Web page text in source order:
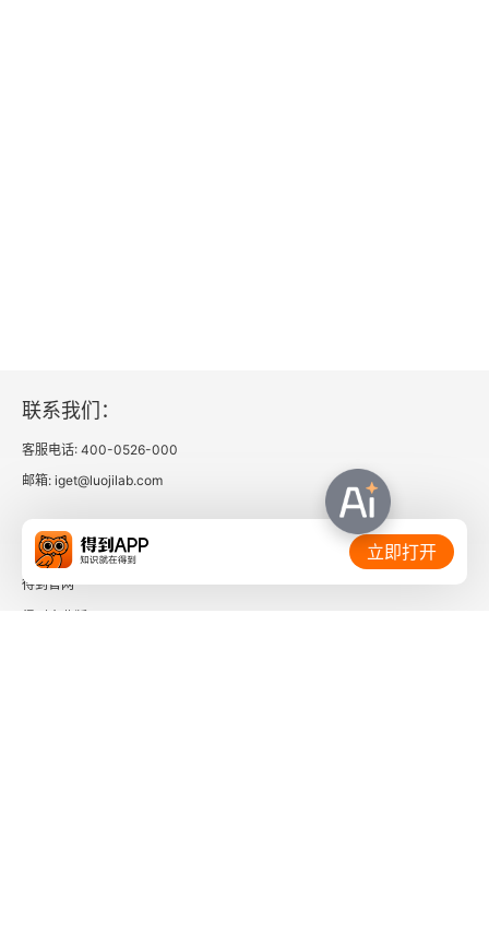
联系我们：
客服电话: 400-0526-000
邮箱: iget@luojilab.com
相关链接：
得到官网
立即打开